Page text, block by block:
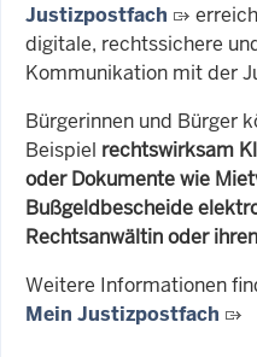
Justizpostfach
digitale, rechtssichere
Kommunikation mit der
Bürgerinnen und Bürger
Beispiel rechtswirksam
oder Dokumente wie
Bußgeldbescheide
Rechtsanwältin oder
Weitere Informationen
Mein Justizpostfach